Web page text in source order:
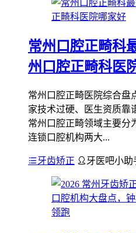
常州口腔正畸科
州口腔正畸科医
常州口腔正畸医院综合盘
家技术过硬、医生资质靠
常州口腔正畸领域主要分
连锁口腔机构两大...
牙齿矫正 牙医吧小助